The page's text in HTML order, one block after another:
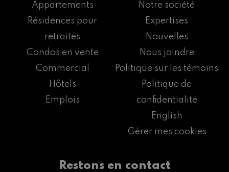
Appartements
Résidences pour
retraités
Condos en vente
Commercial
Hôtels
Emplois
Notre société
Expertises
Nouvelles
Nous joindre
Politique sur les témoins
Politique de
confidentialité
English
Gérer mes cookies
Restons en contact